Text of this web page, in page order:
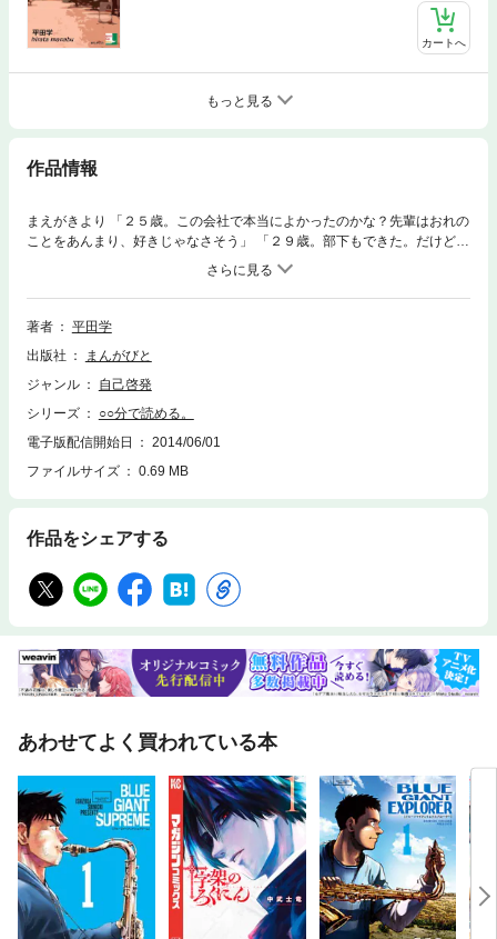
カートへ
もっと見る
作品情報
まえがきより 「２５歳。この会社で本当によかったのかな？先輩はおれの
ことをあんまり、好きじゃなさそう」 「２９歳。部下もできた。だけど、
こいつバカなの？なんで、そのくらいのことができないんだよ。」 「３６
歳。上司には業績を求められ、部下は２９歳にもなって学生気分が抜けな
い。ストレスがつらい。」 「４２歳。このまま、一生この会社にいていい
のだろうか？自分が２０代のころ望んでいた人生はもっと、刺激的なもの
たのだろうか。何か残せたのだろうか。思い返せば後悔ばかりだ。」 自分
の運命は自分で決めるしかない。そして燃えさかるような熱い運命を選び
葉を題材に、モチベーションアップを目的として執筆した。ビジネスノウ
ハウについての記載もあるが、それもモチベーションアップのためだ。と
今日と、明日のためのモチベーションアップになってほしい。 以下あとが
いたところ、階下で物音がしたため、静かにしろという意味で、「ほたえ
世界中でしこたま貿易して金を稼ぎまくって、列強の技術や黒船を買い上
げて、日本を一流の国家にしてやる。」 浦賀沖ではじめて黒船を見たとき
著者
平田学
出版社
まんがびと
ジャンル
自己啓発
シリーズ
○○分で読める。
電子版配信開始日
2014/06/01
ファイルサイズ
0.69 MB
作品をシェアする
あわせてよく買われている本